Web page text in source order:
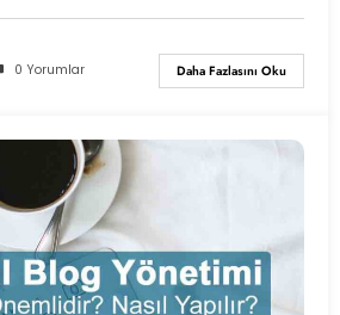
0 Yorumlar Daha Fazlasını Oku